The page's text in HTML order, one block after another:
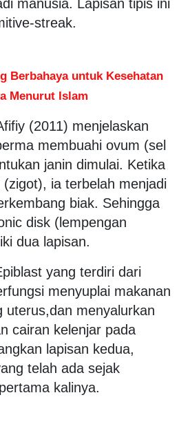
manusia. Lapisan tipis ini
streak.
Berbahaya untuk Kesehatan
Menurut Islam
(2011) menjelaskan
membuahi ovum (sel
janin dimulai. Ketika
ia terbelah menjadi
biak. Sehingga
disk (lempengan
dua lapisan.
yang terdiri dari
menyuplai makanan
uterus,dan menyalurkan
cairan kelenjar pada
lapisan kedua,
telah ada sejak
kalinya.